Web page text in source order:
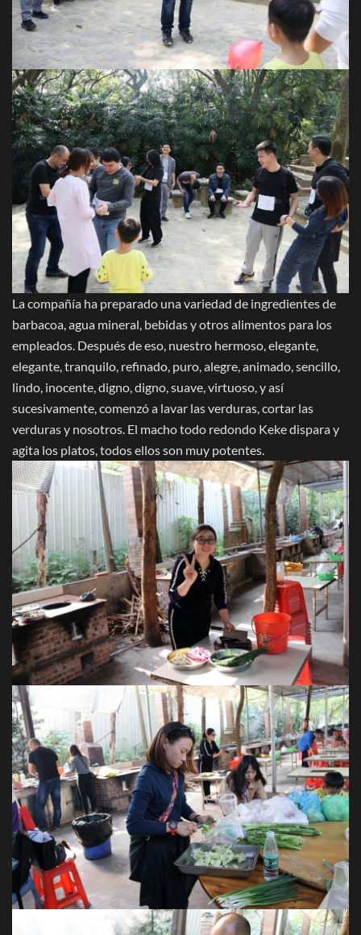
La compañía ha preparado una variedad de ingredientes de
barbacoa, agua mineral, bebidas y otros alimentos para los
empleados. Después de eso, nuestro hermoso, elegante,
elegante, tranquilo, refinado, puro, alegre, animado, sencillo,
lindo, inocente, digno, digno, suave, virtuoso, y así
sucesivamente, comenzó a lavar las verduras, cortar las
verduras y nosotros. El macho todo redondo Keke dispara y
agita los platos, todos ellos son muy potentes.